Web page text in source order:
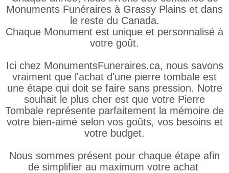
Monuments Funéraires à Grassy Plains et dans
le reste du Canada.
Chaque Monument est unique et personnalisé à
votre goût.
Ici chez MonumentsFuneraires.ca, nous savons
vraiment que l'achat d'une pierre tombale est
une étape qui doit se faire sans pression. Notre
souhait le plus cher est que votre Pierre
Tombale représente parfaitement la mémoire de
votre bien-aimé selon vos goûts, vos besoins et
votre budget.
Nous sommes présent pour chaque étape afin
de simplifier au maximum votre achat